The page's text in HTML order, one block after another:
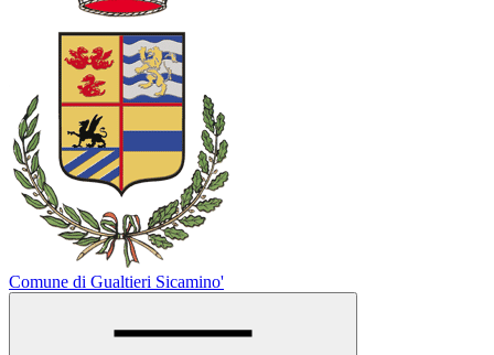
Comune di Gualtieri Sicamino'